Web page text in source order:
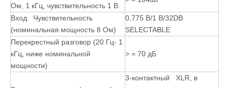
Ом, 1 кГц, чувствительность 1 В.
Вход Чувствительность
(номинальная мощность 8 Ом)
0,775 В/1 В/32DB
SELECTABLE
Перекрестный разговор (20 Гц- 1
кГц, ниже номинальной
мощности)
> = 70 дБ
3-контактный XLR, в